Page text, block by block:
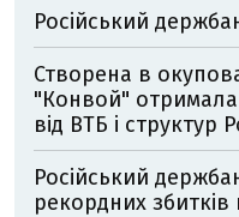
Російський
Створена в
"Конвой" отримала
від ВТБ і структур
Російський
рекордних збитків